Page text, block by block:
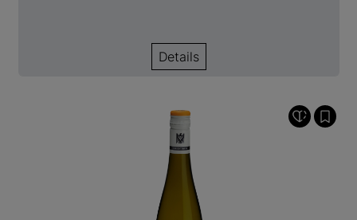
Details